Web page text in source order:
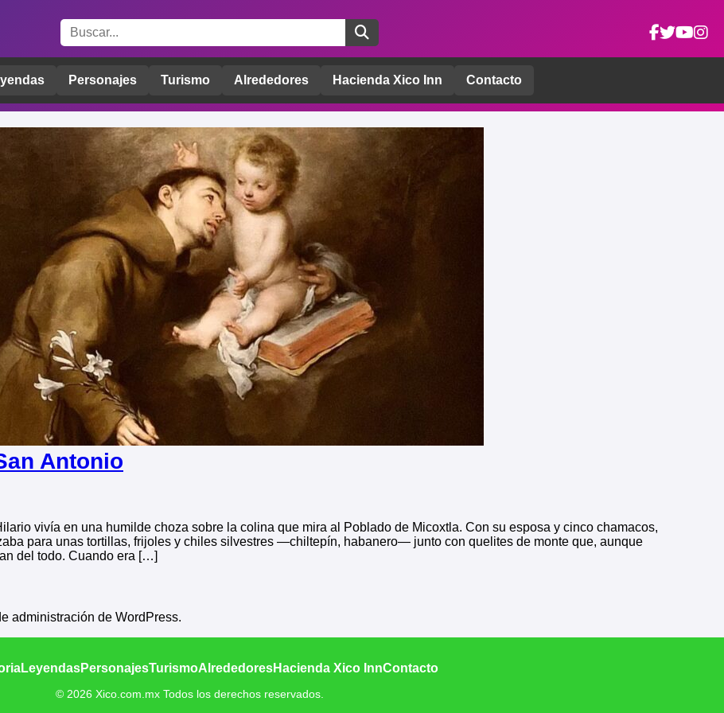
Personajes Turismo Alrededores Hacienda Xico Inn Contacto
Antonio
vivía en una humilde choza sobre la colina que mira al Poblado de Micoxtla. Con su esposa y cinco chamacos,
para unas tortillas, frijoles y chiles silvestres —chiltepín, habanero— junto con quelites de monte que, aunque
del todo. Cuando era […]
administración de WordPress.
LeyendasPersonajesTurismoAlrededoresHacienda Xico InnContacto
© 2026 Xico.com.mx Todos los derechos reservados.